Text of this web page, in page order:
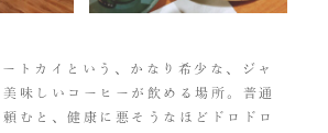
トカイという、かなり希少な、ジャ
味しいコーヒーが飲める場所。普通
むと、健康に悪そうなほどドロドロ